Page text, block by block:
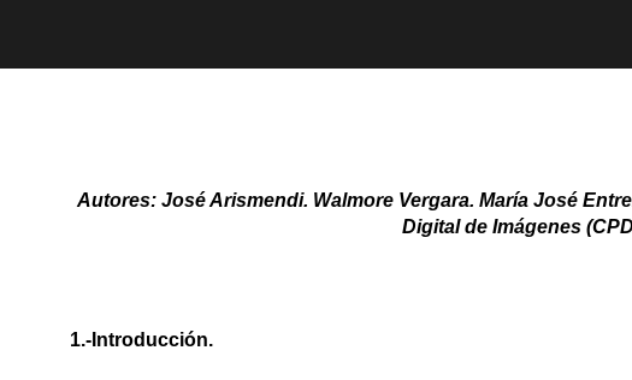
Autores: José Arismendi. Walmore Vergara. María José
Digital de Imágenes
1.-Introducción.